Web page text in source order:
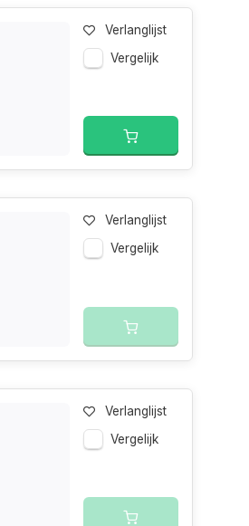
Verlanglijst
Vergelijk
Verlanglijst
Vergelijk
Verlanglijst
Vergelijk